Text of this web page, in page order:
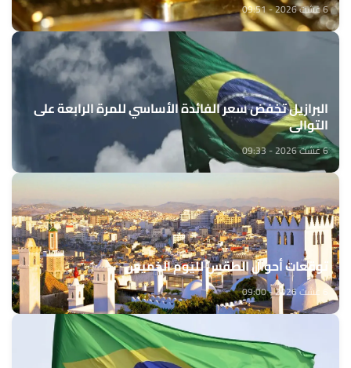
6 غشت 2026 - 09:51
البرازيل تخفض سعر الفائدة الأساسي للمرة الرابعة على
التوالي
6 غشت 2026 - 09:33
توقعات أحوال الطقس لليوم الخميس
6 غشت 2026 - 09:00